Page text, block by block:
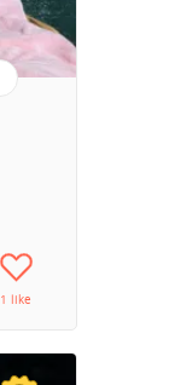
1 like